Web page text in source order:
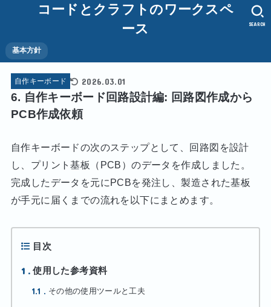
コードとクラフトのワークスペ
ース
基本方針
SEARCH
自作キーボード 2026.03.01
6. 自作キーボード回路設計編: 回路図作成から
PCB作成依頼
自作キーボードの次のステップとして、回路図を設計
し、プリント基板（PCB）のデータを作成しました。
完成したデータを元にPCBを発注し、製造された基板
が手元に届くまでの流れを以下にまとめます。
目次
1 使用した参考資料
1.1 その他の使用ツールと工夫